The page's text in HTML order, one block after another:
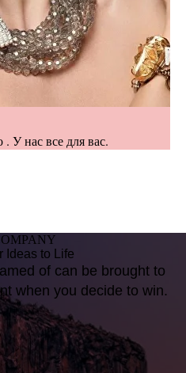
У нас все для вас.
Ideas to Life
of can be brought to
when you decide to win.